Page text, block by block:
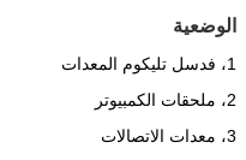
الوضعية
1، فدسل تليكوم المعدات
2، ملحقات الكمبيوتر
3، معدات الاتصالات